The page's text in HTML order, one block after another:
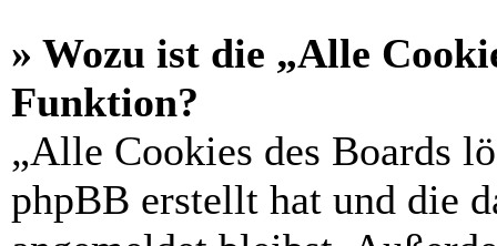
» Wozu ist die „Alle
Funktion?
„Alle Cookies des Boards
phpBB erstellt hat und die